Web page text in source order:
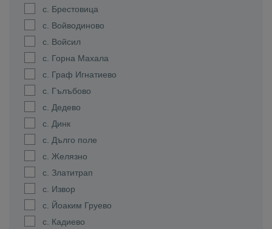
с. Брестовица
с. Войводиново
с. Войсил
с. Горна Махала
с. Граф Игнатиево
с. Гълъбово
с. Дедево
с. Динк
с. Дълго поле
с. Желязно
с. Златитрап
с. Извор
с. Йоаким Груево
с. Кадиево